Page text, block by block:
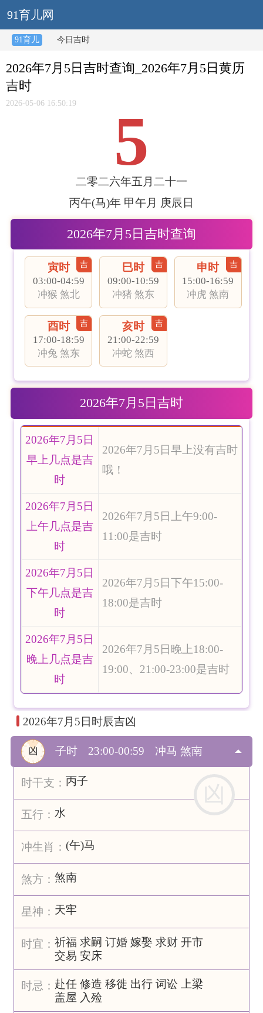
91育儿网
91育儿 今日吉时
2026年7月5日吉时查询_2026年7月5日黄历
吉时
2026-05-06 16:50:19 5
二零二六年五月二十一
丙午(马)年 甲午月 庚辰日
2026年7月5日吉时查询
吉
寅时
03:00-04:59
冲猴 煞北
吉
巳时
09:00-10:59
冲猪 煞东
吉
申时
15:00-16:59
冲虎 煞南
吉
酉时
17:00-18:59
冲兔 煞东
吉
亥时
21:00-22:59
冲蛇 煞西
2026年7月5日吉时
2026年7月5日
早上几点是吉
时
2026年7月5日早上没有吉时
哦！
2026年7月5日
上午几点是吉
时
2026年7月5日上午9:00-
11:00是吉时
2026年7月5日
下午几点是吉
时
2026年7月5日下午15:00-
18:00是吉时
2026年7月5日
晚上几点是吉
时
2026年7月5日晚上18:00-
19:00、21:00-23:00是吉时
2026年7月5日时辰吉凶
凶 子时 23:00-00:59 冲马 煞南
凶
时干支： 丙子
五行： 水
冲生肖： (午)马
煞方： 煞南
星神： 天牢
时宜： 祈福 求嗣 订婚 嫁娶 求财 开市
交易 安床
时忌： 赴任 修造 移徙 出行 词讼 上梁
盖屋 入殓